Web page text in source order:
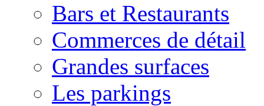
Bars et Restaurants
Commerces de détail
Grandes surfaces
Les parkings